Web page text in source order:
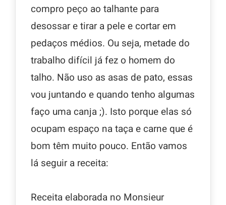
compro peço ao talhante para
desossar e tirar a pele e cortar em
pedaços médios. Ou seja, metade do
trabalho difícil já fez o homem do
talho. Não uso as asas de pato, essas
vou juntando e quando tenho algumas
faço uma canja ;). Isto porque elas só
ocupam espaço na taça e carne que é
bom têm muito pouco. Então vamos
lá seguir a receita:
Receita elaborada no Monsieur